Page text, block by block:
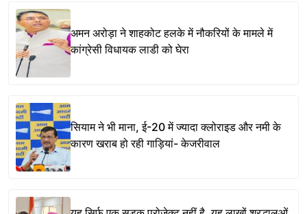
अमन अरोड़ा ने शाहकोट हलके में नौकरियों के मामले में
कांग्रेसी विधायक लाडी को घेरा
सियाम ने भी माना, ई-20 में ज्यादा क्लोराइड और नमी के
कारण खराब हो रही गाड़ियां- केजरीवाल